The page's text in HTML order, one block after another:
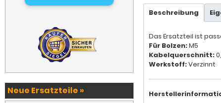
Beschreibung
Das Ersatzteil ist
Für Bolzen:M5
Kabelquerschnitt:
Werkstoff:Verzinnt
Neue Ersatzteile »